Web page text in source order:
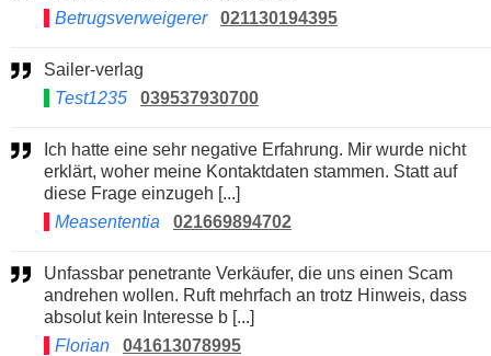
Betrugsverweigerer
021130194395
Sailer-verlag
Test1235
039537930700
erklärt, woher meine Kontaktdaten stammen. Statt auf
diese Frage einzugeh [...]
Measententia
021669894702
Unfassbar penetrante Verkäufer, die uns einen Scam
andrehen wollen. Ruft mehrfach an trotz Hinweis, dass
absolut kein Interesse b [...]
Florian
041613078995